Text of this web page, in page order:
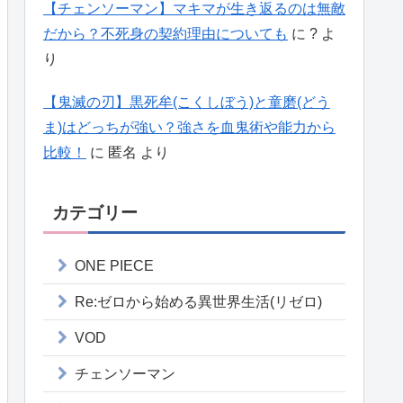
【チェンソーマン】マキマが生き返るのは無敵
だから？不死身の契約理由についても に ? よ
り
【鬼滅の刃】黒死牟(こくしぼう)と童磨(どう
ま)はどっちが強い？強さを血鬼術や能力から
比較！
に 匿名 より
カテゴリー
ONE PIECE
Re:ゼロから始める異世界生活(リゼロ)
VOD
チェンソーマン